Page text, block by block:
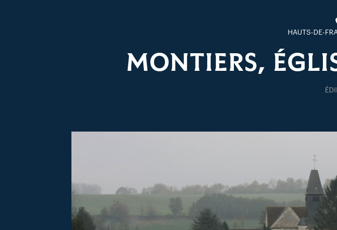
HAUTS-DE-
MONTIERS,